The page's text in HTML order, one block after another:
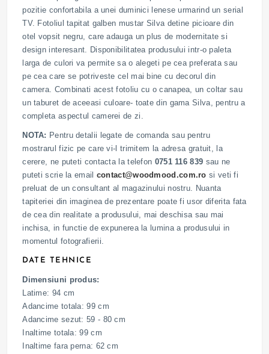
pozitie confortabila a unei duminici lenese urmarind un serial
TV. Fotoliul tapitat galben mustar Silva detine picioare din
otel vopsit negru, care adauga un plus de modernitate si
design interesant. Disponibilitatea produsului intr-o paleta
larga de culori va permite sa o alegeti pe cea preferata sau
pe cea care se potriveste cel mai bine cu decorul din
camera. Combinati acest fotoliu cu o canapea, un coltar sau
un taburet de aceeasi culoare- toate din gama Silva, pentru a
completa aspectul camerei de zi.
NOTA: Pentru detalii legate de comanda sau pentru
mostrarul fizic pe care vi-l trimitem la adresa gratuit, la
cerere, ne puteti contacta la telefon 0751 116 839 sau ne
puteti scrie la email contact@woodmood.com.ro si veti fi
preluat de un consultant al magazinului nostru. Nuanta
tapiteriei din imaginea de prezentare poate fi usor diferita fata
de cea din realitate a produsului, mai deschisa sau mai
inchisa, in functie de expunerea la lumina a produsului in
momentul fotografierii.
DATE TEHNICE
Dimensiuni produs:
Latime: 94 cm
Adancime totala: 99 cm
Adancime sezut: 59 - 80 cm
Inaltime totala: 99 cm
Inaltime fara perna: 62 cm